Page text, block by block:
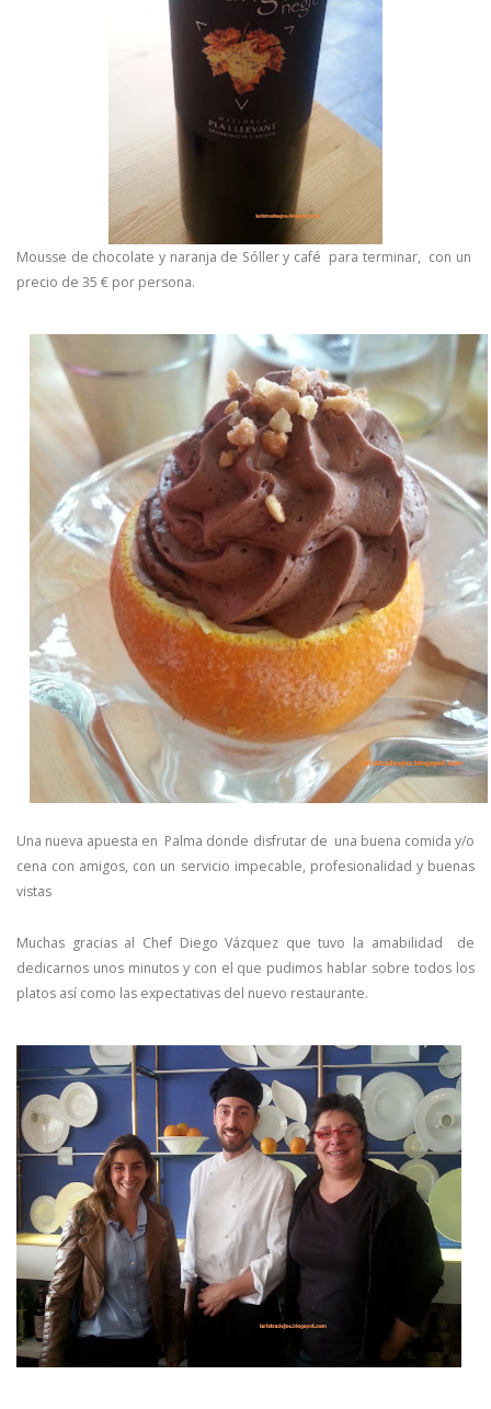
Mousse de chocolate y naranja de Sóller y café para terminar, con un
precio de 35 € por persona.
Una nueva apuesta en Palma donde disfrutar de una buena comida y/o
cena con amigos, con un servicio impecable, profesionalidad y buenas
vistas
Muchas gracias al Chef Diego Vázquez que tuvo la amabilidad de
dedicarnos unos minutos y con el que pudimos hablar sobre todos los
platos así como las expectativas del nuevo restaurante.